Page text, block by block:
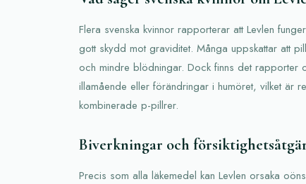
Flera svenska kvinnor rapporterar att Levlen
gott skydd mot graviditet. Många uppskattar att
och mindre blödningar. Dock finns det rapporter
illamående eller förändringar i humöret, vilket är
kombinerade p-pillrer.
Biverkningar och
Precis som alla läkemedel kan Levlen orsaka